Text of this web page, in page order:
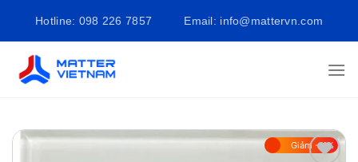
dung
Email: info@mattervn.com
Hotline: 098 226 7857
Giảm -11%